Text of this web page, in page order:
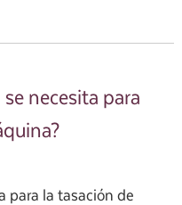
necesita para